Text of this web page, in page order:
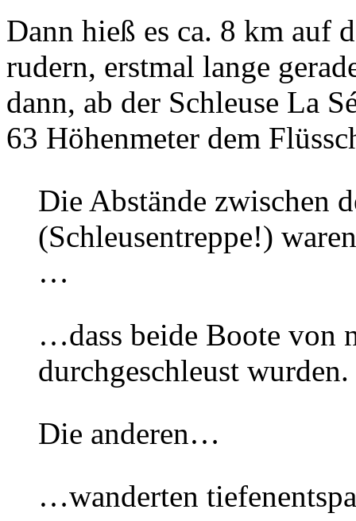
Dann hieß es ca. 8 km auf
rudern, erstmal lange
dann, ab der Schleuse La
63 Höhenmeter dem
Die Abstände zwischen
(Schleusentreppe!)
…
…dass beide Boote von
durchgeschleust wurden.
Die anderen…
…wanderten